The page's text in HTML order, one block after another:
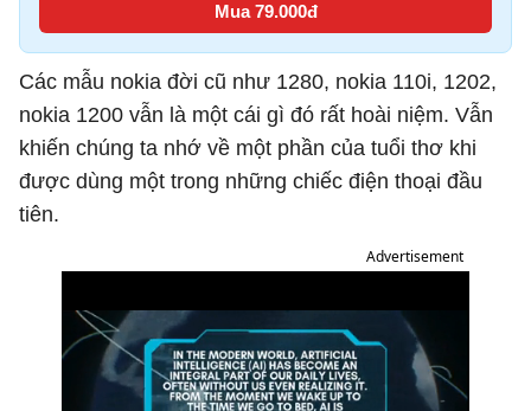
Mua 79.000đ
Các mẫu nokia đời cũ như 1280, nokia 110i, 1202,
nokia 1200 vẫn là một cái gì đó rất hoài niệm. Vẫn
khiến chúng ta nhớ về một phần của tuổi thơ khi
được dùng một trong những chiếc điện thoại đầu
tiên.
Advertisement